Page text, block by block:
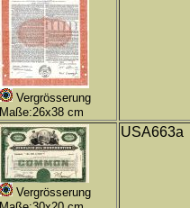
Vergrösserung
Maße:26x38 cm
Vergrösserung
USA663a